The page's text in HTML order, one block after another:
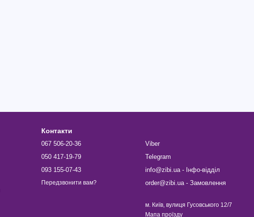
Контакти
067 506-20-36
050 417-19-79
093 155-07-43
Передзвонити вам?
Viber
Telegram
info@zibi.ua - Інфо-відділ
order@zibi.ua - Замовлення
м. Київ, вулиця Гусовського 12/7
Мапа проїзду